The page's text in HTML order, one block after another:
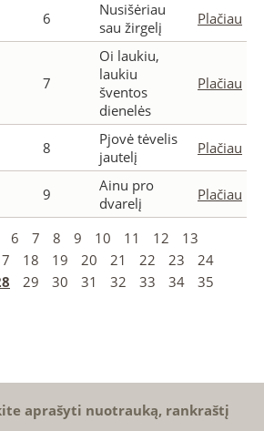
6
Nusišėriau
sau žirgelį
Plačiau
7
Oi laukiu,
laukiu
šventos
dienelės
Plačiau
8
Pjovė tėvelis
jautelį
Plačiau
9
Ainu pro
dvarelį
Plačiau
6 7 8 9 10 11 12
13
18 19 20 21 22 23
24
29 30 31 32 33 34
35
aprašyti nuotrauką, rankraštį